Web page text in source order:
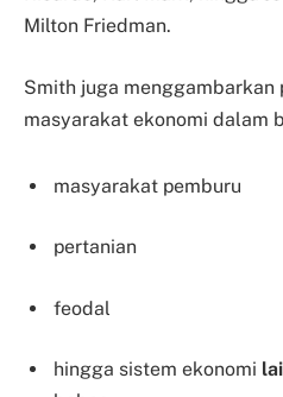
Milton Friedman.
Smith juga menggambarkan
masyarakat ekonomi dalam
masyarakat pemburu
pertanian
feodal
hingga sistem ekonomi